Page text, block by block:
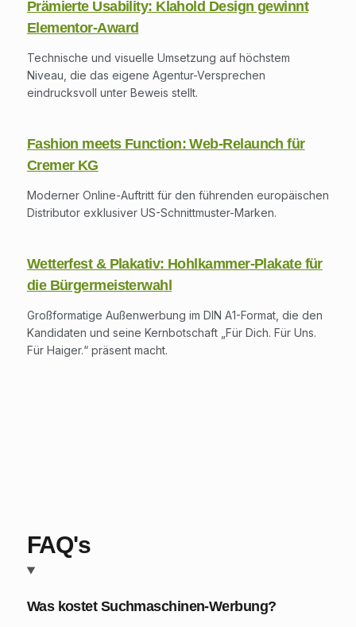
Prämierte Usability: Klahold Design gewinnt
Elementor-Award
Technische und visuelle Umsetzung auf höchstem
Niveau, die das eigene Agentur-Versprechen
eindrucksvoll unter Beweis stellt.
Fashion meets Function: Web-Relaunch für
Cremer KG
Moderner Online-Auftritt für den führenden europäischen
Distributor exklusiver US-Schnittmuster-Marken.
Wetterfest & Plakativ: Hohlkammer-Plakate für
die Bürgermeisterwahl
Großformatige Außenwerbung im DIN A1-Format, die den
Kandidaten und seine Kernbotschaft „Für Dich. Für Uns.
Für Haiger.“ präsent macht.
FAQ's
Was kostet Suchmaschinen-Werbung?